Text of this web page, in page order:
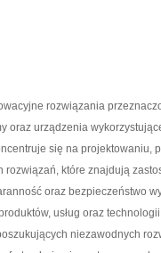
rozwiązania
oraz urządzenia
się na projektowaniu,
rozwiązań, które znajdują
oraz bezpieczeństwo
usług oraz
niezawodnych